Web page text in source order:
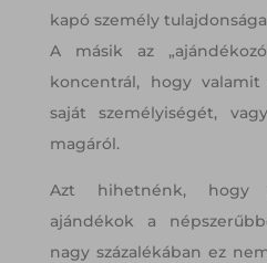
kapó személy
A másik az
koncentrál, hogy
saját személyiségét,
magáról.
Azt hihetnénk, hogy
ajándékok a
nagy százalékában ez